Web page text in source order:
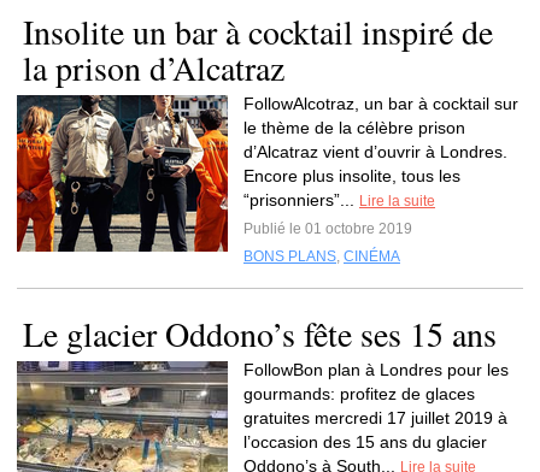
Insolite un bar à cocktail inspiré de
la prison d’Alcatraz
FollowAlcotraz, un bar à cocktail sur
le thème de la célèbre prison
d’Alcatraz vient d’ouvrir à Londres.
Encore plus insolite, tous les
“prisonniers”...
Lire la suite
Publié le 01 octobre 2019
BONS PLANS, CINÉMA
Le glacier Oddono’s fête ses 15 ans
FollowBon plan à Londres pour les
gourmands: profitez de glaces
gratuites mercredi 17 juillet 2019 à
l’occasion des 15 ans du glacier
Oddono’s à South...
Lire la suite